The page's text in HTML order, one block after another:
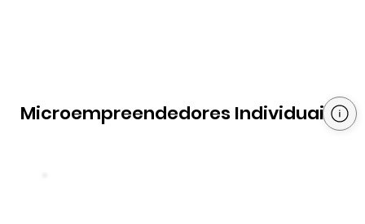
Microempreendedores Individuais